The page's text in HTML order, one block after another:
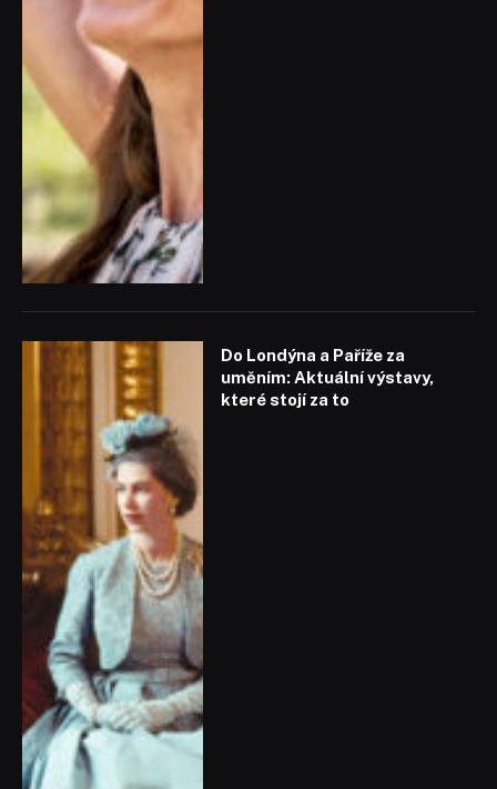
Do Londýna a Paříže za
uměním: Aktuální výstavy,
které stojí za to